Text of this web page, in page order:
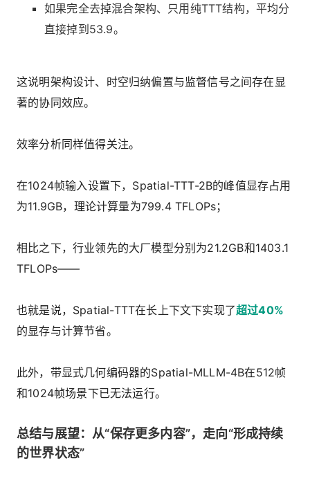
如果完全去掉混合架构、只用纯TTT结构，平均分
直接掉到53.9。
这说明架构设计、时空归纳偏置与监督信号之间存在显
著的协同效应。
效率分析同样值得关注。
在1024帧输入设置下，Spatial-TTT-2B的峰值显存占用
为11.9GB，理论计算量为799.4 TFLOPs；
相比之下，行业领先的大厂模型分别为21.2GB和1403.1
TFLOPs——
也就是说，Spatial-TTT在长上下文下实现了超过40%
的显存与计算节省。
此外，带显式几何编码器的Spatial-MLLM-4B在512帧
和1024帧场景下已无法运行。
总结与展望：从“保存更多内容”，走向“形成持续
的世界状态”